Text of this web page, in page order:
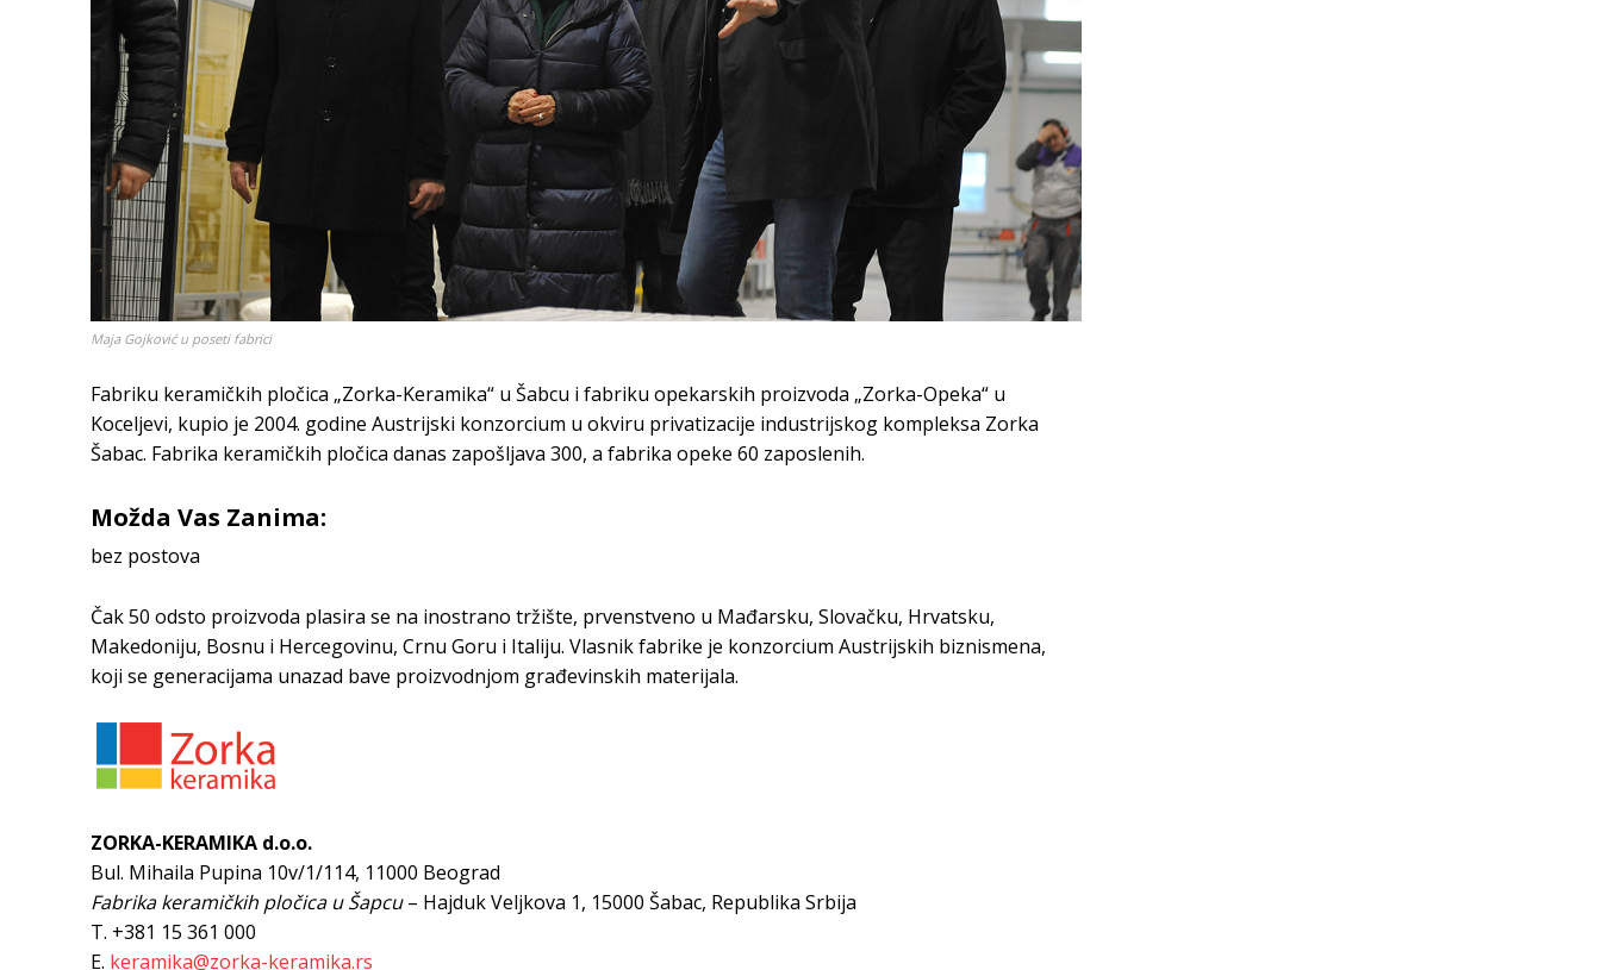
Maja Gojković u poseti fabrici
Fabriku keramičkih pločica „Zorka-Keramika“ u Šabcu i fabriku opekarskih proizvoda „Zorka-Opeka“ u
Koceljevi, kupio je 2004. godine Austrijski konzorcium u okviru privatizacije industrijskog kompleksa Zorka
Šabac. Fabrika keramičkih pločica danas zapošljava 300, a fabrika opeke 60 zaposlenih.
Možda Vas Zanima:
bez postova
Čak 50 odsto proizvoda plasira se na inostrano tržište, prvenstveno u Mađarsku, Slovačku, Hrvatsku,
Makedoniju, Bosnu i Hercegovinu, Crnu Goru i Italiju. Vlasnik fabrike je konzorcium Austrijskih biznismena,
koji se generacijama unazad bave proizvodnjom građevinskih materijala.
ZORKA-KERAMIKA d.o.o.
Bul. Mihaila Pupina 10v/1/114, 11000 Beograd
Fabrika keramičkih pločica u Šapcu– Hajduk Veljkova 1, 15000 Šabac, Republika Srbija
T. +381 15 361 000
E. keramika@zorka-keramika.rs